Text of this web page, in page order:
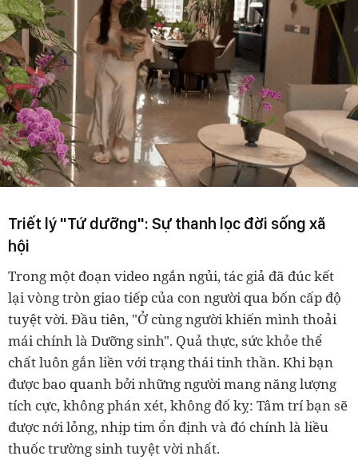
Triết lý "Tứ dưỡng": Sự thanh lọc đời sống xã
hội
Trong một đoạn video ngắn ngủi, tác giả đã đúc kết
lại vòng tròn giao tiếp của con người qua bốn cấp độ
tuyệt vời. Đầu tiên, "Ở cùng người khiến mình thoải
mái chính là Dưỡng sinh". Quả thực, sức khỏe thể
chất luôn gắn liền với trạng thái tinh thần. Khi bạn
được bao quanh bởi những người mang năng lượng
tích cực, không phán xét, không đố kỵ: Tâm trí bạn sẽ
được nới lỏng, nhịp tim ổn định và đó chính là liều
thuốc trường sinh tuyệt vời nhất.